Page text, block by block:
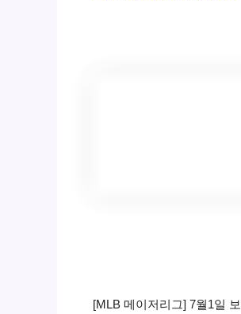
[MLB 메이저리그] 7월1일